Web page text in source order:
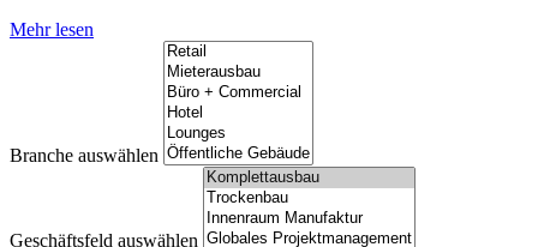
Mehr lesen
Branche auswählen
Geschäftsfeld auswählen